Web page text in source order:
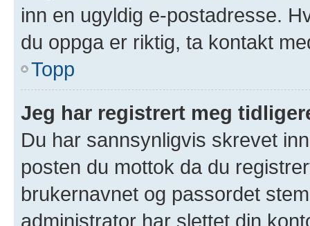
inn en ugyldig e-postadresse.
du oppga er riktig, ta kontakt
Topp
Jeg har registrert meg
Du har sannsynligvis skrevet
posten du mottok da du
brukernavnet og passordet
administrator har slettet din